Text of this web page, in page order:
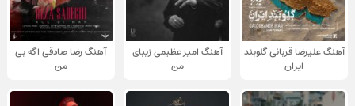
آهنگ علیرضا قربانی گلوبند
ایران
آهنگ امیر عظیمی زیبای
من
آهنگ رضا صادقی اگه بی
من